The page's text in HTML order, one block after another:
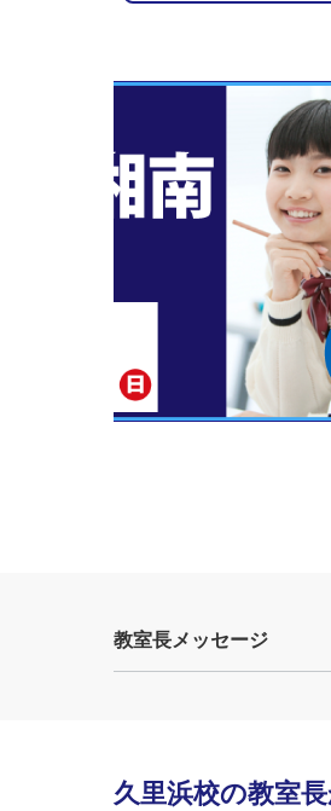
教室長メッセージ
久里浜校の教室